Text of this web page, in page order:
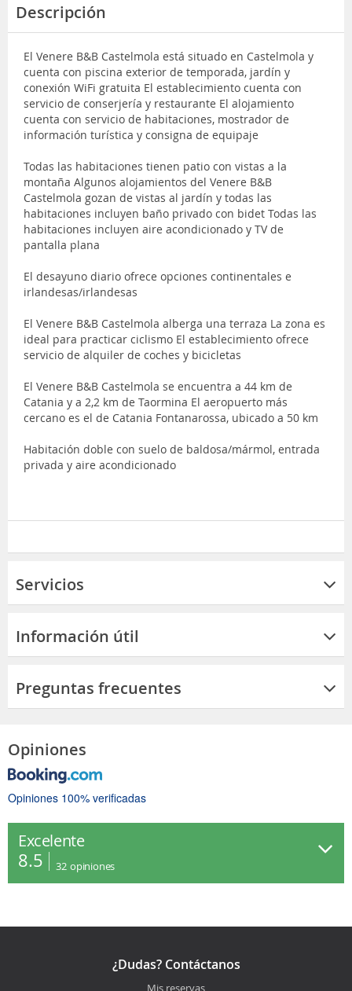
Descripción
El Venere B&B Castelmola está situado en Castelmola y
cuenta con piscina exterior de temporada, jardín y
conexión WiFi gratuita El establecimiento cuenta con
servicio de conserjería y restaurante El alojamiento
cuenta con servicio de habitaciones, mostrador de
información turística y consigna de equipaje
Todas las habitaciones tienen patio con vistas a la
montaña Algunos alojamientos del Venere B&B
Castelmola gozan de vistas al jardín y todas las
habitaciones incluyen baño privado con bidet Todas las
habitaciones incluyen aire acondicionado y TV de
pantalla plana
El desayuno diario ofrece opciones continentales e
irlandesas/irlandesas
El Venere B&B Castelmola alberga una terraza La zona es
ideal para practicar ciclismo El establecimiento ofrece
servicio de alquiler de coches y bicicletas
El Venere B&B Castelmola se encuentra a 44 km de
Catania y a 2,2 km de Taormina El aeropuerto más
cercano es el de Catania Fontanarossa, ubicado a 50 km
Habitación doble con suelo de baldosa/mármol, entrada
privada y aire acondicionado
Servicios
Información útil
Preguntas frecuentes
Opiniones
Opiniones 100% verificadas
Excelente
8.5 32 opiniones
¿Dudas? Contáctanos
Mis reservas